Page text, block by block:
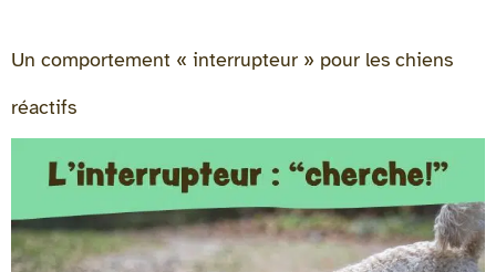
Un comportement « interrupteur » pour les chiens
réactifs